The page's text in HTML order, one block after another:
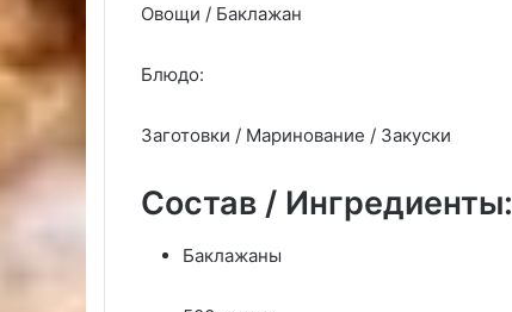
Овощи / Баклажан
Блюдо:
Заготовки / Маринование / Закуски
Состав / Ингредиенты:
Баклажаны